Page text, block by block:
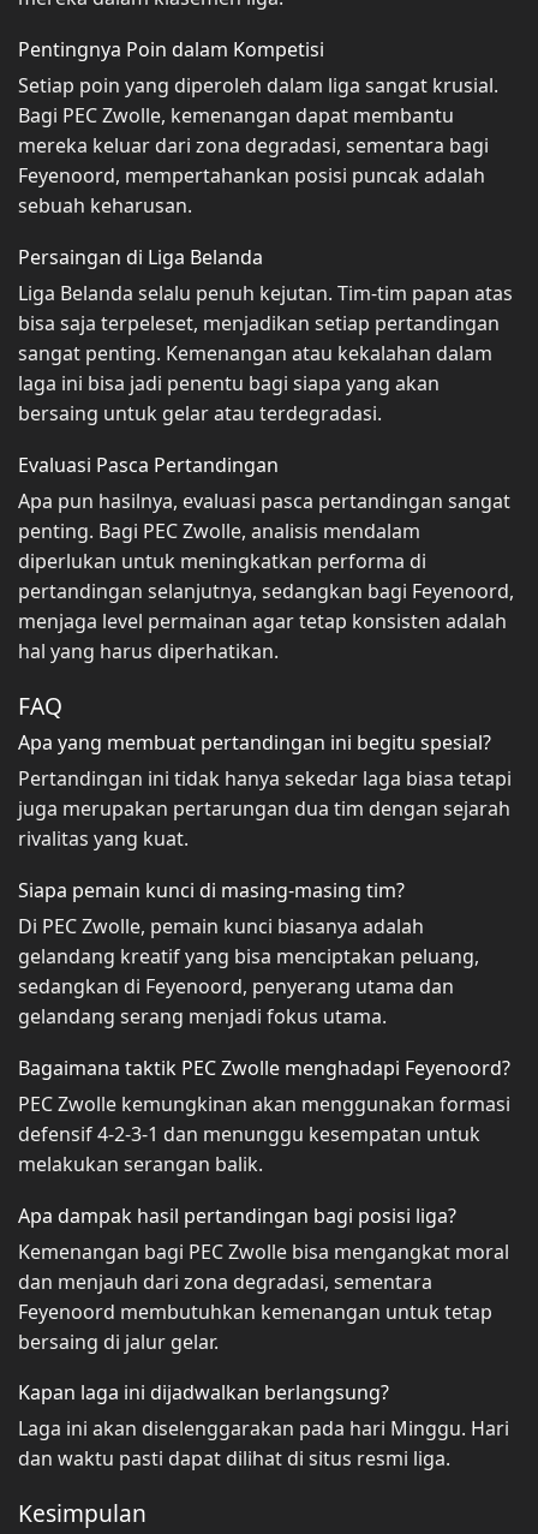
Pentingnya Poin dalam Kompetisi
Setiap poin yang diperoleh dalam liga sangat krusial.
Bagi PEC Zwolle, kemenangan dapat membantu
mereka keluar dari zona degradasi, sementara bagi
Feyenoord, mempertahankan posisi puncak adalah
sebuah keharusan.
Persaingan di Liga Belanda
Liga Belanda selalu penuh kejutan. Tim-tim papan atas
bisa saja terpeleset, menjadikan setiap pertandingan
sangat penting. Kemenangan atau kekalahan dalam
laga ini bisa jadi penentu bagi siapa yang akan
bersaing untuk gelar atau terdegradasi.
Evaluasi Pasca Pertandingan
Apa pun hasilnya, evaluasi pasca pertandingan sangat
penting. Bagi PEC Zwolle, analisis mendalam
diperlukan untuk meningkatkan performa di
pertandingan selanjutnya, sedangkan bagi Feyenoord,
menjaga level permainan agar tetap konsisten adalah
hal yang harus diperhatikan.
FAQ
Apa yang membuat pertandingan ini begitu spesial?
Pertandingan ini tidak hanya sekedar laga biasa tetapi
juga merupakan pertarungan dua tim dengan sejarah
rivalitas yang kuat.
Siapa pemain kunci di masing-masing tim?
Di PEC Zwolle, pemain kunci biasanya adalah
gelandang kreatif yang bisa menciptakan peluang,
sedangkan di Feyenoord, penyerang utama dan
gelandang serang menjadi fokus utama.
Bagaimana taktik PEC Zwolle menghadapi Feyenoord?
PEC Zwolle kemungkinan akan menggunakan formasi
defensif 4-2-3-1 dan menunggu kesempatan untuk
melakukan serangan balik.
Apa dampak hasil pertandingan bagi posisi liga?
Kemenangan bagi PEC Zwolle bisa mengangkat moral
dan menjauh dari zona degradasi, sementara
Feyenoord membutuhkan kemenangan untuk tetap
bersaing di jalur gelar.
Kapan laga ini dijadwalkan berlangsung?
Laga ini akan diselenggarakan pada hari Minggu. Hari
dan waktu pasti dapat dilihat di situs resmi liga.
Kesimpulan